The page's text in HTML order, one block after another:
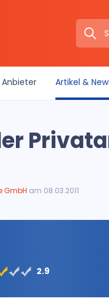
Anbieter Artikel &
GmbH am 08.03.2011
2.9